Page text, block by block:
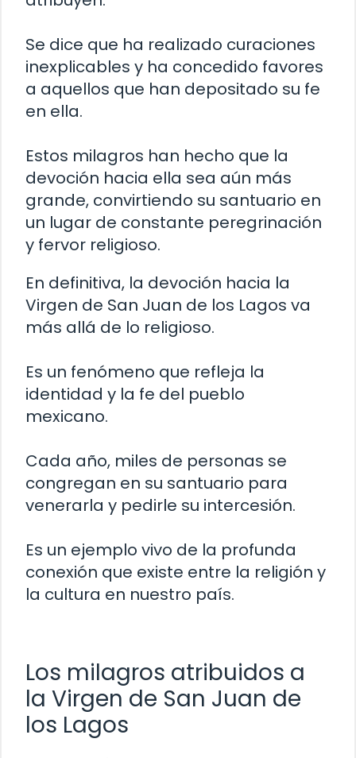
Se dice que ha realizado curaciones
inexplicables y ha concedido favores
a aquellos que han depositado su fe
en ella.
Estos milagros han hecho que la
devoción hacia ella sea aún más
grande, convirtiendo su santuario en
un lugar de constante peregrinación
y fervor religioso.
En definitiva, la devoción hacia la
Virgen de San Juan de los Lagos va
más allá de lo religioso.
Es un fenómeno que refleja la
identidad y la fe del pueblo
mexicano.
Cada año, miles de personas se
congregan en su santuario para
venerarla y pedirle su intercesión.
Es un ejemplo vivo de la profunda
conexión que existe entre la religión y
la cultura en nuestro país.
Los milagros atribuidos a
la Virgen de San Juan de
los Lagos